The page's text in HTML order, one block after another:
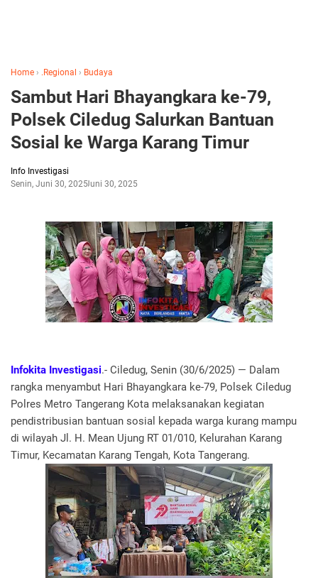
Home › .Regional › Budaya
Sambut Hari Bhayangkara ke-79,
Polsek Ciledug Salurkan Bantuan
Sosial ke Warga Karang Timur
Info Investigasi
Senin, Juni 30, 2025Juni 30, 2025
Infokita Investigasi.- Ciledug, Senin (30/6/2025) — Dalam
rangka menyambut Hari Bhayangkara ke-79, Polsek Ciledug
Polres Metro Tangerang Kota melaksanakan kegiatan
pendistribusian bantuan sosial kepada warga kurang mampu
di wilayah Jl. H. Mean Ujung RT 01/010, Kelurahan Karang
Timur, Kecamatan Karang Tengah, Kota Tangerang.